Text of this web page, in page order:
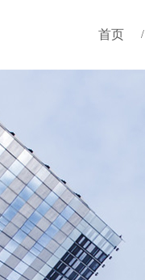
首页